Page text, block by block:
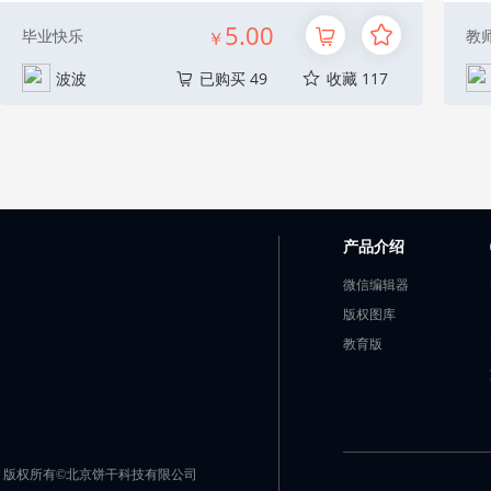
毕业快乐 ￥5.00
波波 已购买 49 收藏 117
教
版权所有©北京饼干科技有限公司
产品介绍
微信编辑器
版权图库
教育版